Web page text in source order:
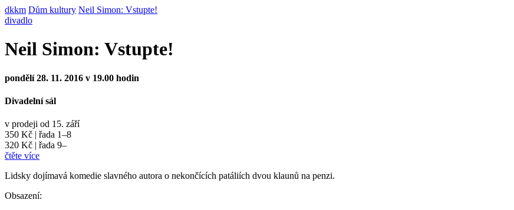
dkkm Dům kultury Neil Simon: Vstupte!
divadlo
Neil Simon: Vstupte!
pondělí 28. 11. 2016 v 19.00 hodin
Divadelní sál
v prodeji od 15. září
350 Kč | řada 1–8
320 Kč | řada 9–
čtěte více
Lidsky dojímavá komedie slavného autora o nekončících patáliích dvou klaunů na penzi.
Obsazení: